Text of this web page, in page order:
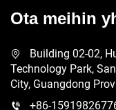
Ota meihin
Building 02-02,
Technology Park,
City, Guangdong
+86-